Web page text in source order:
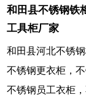
和田县不锈钢铁
工具柜厂家
和田县河北不锈
不锈钢更衣柜，
不锈钢员工衣柜